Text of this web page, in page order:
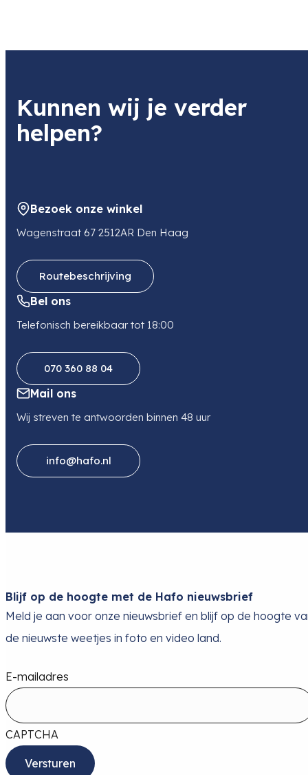
Kunnen wij je verder
helpen?
Bezoek onze winkel
Wagenstraat 67 2512AR Den Haag
Routebeschrijving
Bel ons
Telefonisch bereikbaar tot 18:00
070 360 88 04
Mail ons
Wij streven te antwoorden binnen 48 uur
info@hafo.nl
Blijf op de hoogte met de Hafo nieuwsbrief
Meld je aan voor onze nieuwsbrief en blijf op de hoogte
de nieuwste weetjes in foto en video land.
E-mailadres
CAPTCHA